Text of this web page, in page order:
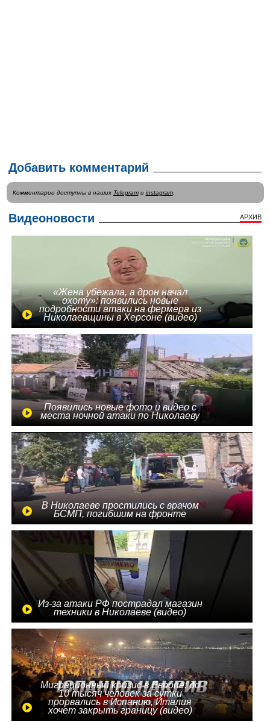
Добавить комментарий
Комментарии доступны в наших Telegramи instagram.
Видеоновости АРХИВ
«Жена убежала, а дрон начал
охоту»: появились новые
подробности атаки на фермера из
Николаевщины в Херсоне (видео)
Появились новые фото и видео с
места ночной атаки по Николаеву
В Николаеве простились с врачом
БСМП, погибшим на фронте
Из-за атаки РФ пострадал магазин
техники в Николаеве (видео)
Миграционный кризис в Европе: до
10 тысяч человек за сутки
прорвались в Испанию, Италия
хочет закрыть границу (видео)